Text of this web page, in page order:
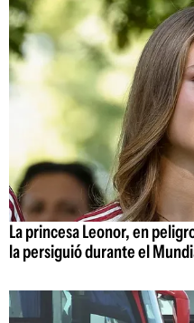
La princesa Leonor, en
la persiguió durante el